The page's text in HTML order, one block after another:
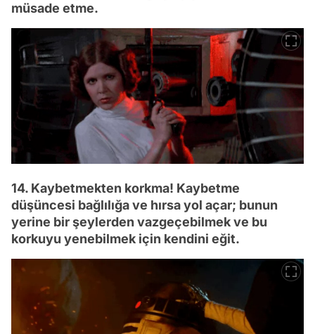
müsade etme.
14. Kaybetmekten korkma! Kaybetme
düşüncesi bağlılığa ve hırsa yol açar; bunun
yerine bir şeylerden vazgeçebilmek ve bu
korkuyu yenebilmek için kendini eğit.